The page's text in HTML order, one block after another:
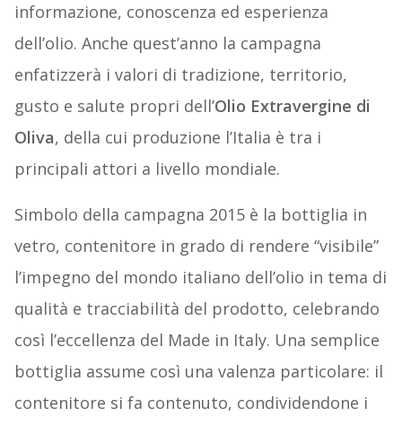
informazione, conoscenza ed esperienza
dell’olio. Anche quest’anno la campagna
enfatizzerà i valori di tradizione, territorio,
gusto e salute propri dell’Olio Extravergine di
Oliva, della cui produzione l’Italia è tra i
principali attori a livello mondiale.
Simbolo della campagna 2015 è la bottiglia in
vetro, contenitore in grado di rendere “visibile”
l’impegno del mondo italiano dell’olio in tema di
qualità e tracciabilità del prodotto, celebrando
così l’eccellenza del Made in Italy. Una semplice
bottiglia assume così una valenza particolare: il
contenitore si fa contenuto, condividendone i